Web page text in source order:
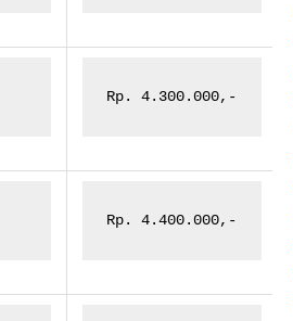
Rp. 4.300.000,-
Rp. 4.400.000,-